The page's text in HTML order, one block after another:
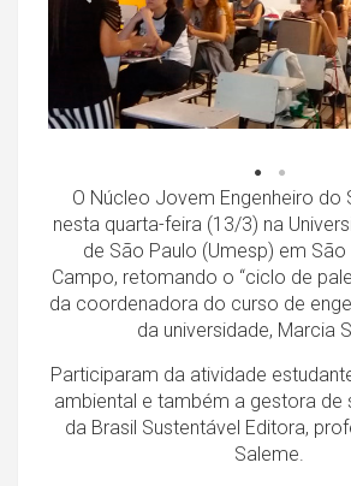
O Núcleo Jovem Engenheiro do
nesta quarta-feira (13/3) na
de São Paulo (Umesp) em
Campo, retomando o “ciclo de
da coordenadora do curso de
da universidade, Marcia
Participaram da atividade
ambiental e também a gestora de
da Brasil Sustentável Editora,
Saleme.